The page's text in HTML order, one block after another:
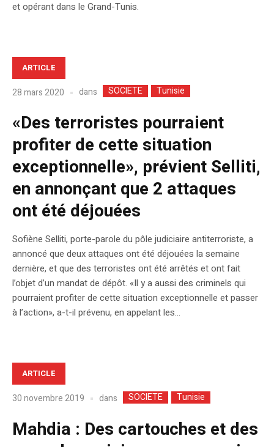
et opérant dans le Grand-Tunis.
ARTICLE
28 mars 2020 dans SOCIETE Tunisie
«Des terroristes pourraient
profiter de cette situation
exceptionnelle», prévient Selliti,
en annonçant que 2 attaques
ont été déjouées
Sofiène Selliti, porte-parole du pôle judiciaire antiterroriste, a
annoncé que deux attaques ont été déjouées la semaine
dernière, et que des terroristes ont été arrêtés et ont fait
l’objet d’un mandat de dépôt. «Il y a aussi des criminels qui
pourraient profiter de cette situation exceptionnelle et passer
à l’action», a-t-il prévenu, en appelant les...
ARTICLE
30 novembre 2019 dans SOCIETE Tunisie
Mahdia : Des cartouches et des